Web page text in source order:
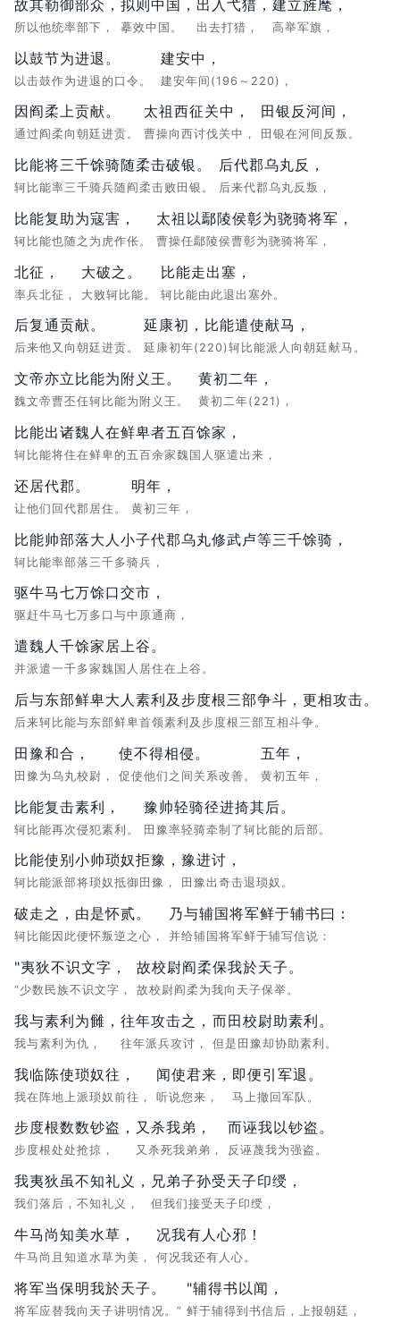
故其勒御部众，
所以他统率部下，
拟则中国，
摹效中国。
出入弋猎，
出去打猎，
建立旌麾，
高举军旗，
以鼓节为进退。
以击鼓作为进退的口令。
建安中，
建安年间(196～220)，
因阎柔上贡献。
通过阎柔向朝廷进贡。
太祖西征关中，
曹操向西讨伐关中，
田银反河间，
田银在河间反叛。
比能将三千馀骑随柔击破银。
轲比能率三千骑兵随阎柔击败田银。
后代郡乌丸反，
后来代郡乌丸反叛，
比能复助为寇害，
轲比能也随之为虎作伥。
太祖以鄢陵侯彰为骁骑将军，
曹操任鄢陵侯曹彰为骁骑将军，
北征，
率兵北征，
大破之。
大败轲比能。
比能走出塞，
轲比能由此退出塞外。
后复通贡献。
后来他又向朝廷进贡。
延康初，比能遣使献马，
延康初年(220)轲比能派人向朝廷献马。
文帝亦立比能为附义王。
魏文帝曹丕任轲比能为附义王。
黄初二年，
黄初二年(221)，
比能出诸魏人在鲜卑者五百馀家，
轲比能将住在鲜卑的五百余家魏国人驱遣出来，
还居代郡。
让他们回代郡居住。
明年，
黄初三年，
比能帅部落大人小子代郡乌丸修武卢等三千馀骑，
轲比能率部落三千多骑兵，
驱牛马七万馀口交市，
驱赶牛马七万多口与中原通商，
遣魏人千馀家居上谷。
并派遣一千多家魏国人居住在上谷。
后与东部鲜卑大人素利及步度根三部争斗，更相攻击。
后来轲比能与东部鲜卑首领素利及步度根三部互相斗争。
田豫和合，
田豫为乌丸校尉，
使不得相侵。
促使他们之间关系改善。
五年，
黄初五年，
比能复击素利，
轲比能再次侵犯素利。
豫帅轻骑径进掎其后。
田豫率轻骑牵制了轲比能的后部。
比能使别小帅琐奴拒豫，
轲比能派部将琐奴抵御田豫，
豫进讨，
田豫出奇击退琐奴。
破走之，由是怀贰。
轲比能因此便怀叛逆之心，
乃与辅国将军鲜于辅书曰：
并给辅国将军鲜于辅写信说：
"夷狄不识文字，
“少数民族不识文字，
故校尉阎柔保我於天子。
故校尉阎柔为我向天子保举。
我与素利为雠，
我与素利为仇，
往年攻击之，
往年派兵攻讨，
而田校尉助素利。
但是田豫却协助素利。
我临陈使琐奴往，
我在阵地上派琐奴前往，
闻使君来，
听说您来，
即便引军退。
马上撤回军队。
步度根数数钞盗，
步度根处处抢掠，
又杀我弟，
又杀死我弟弟，
而诬我以钞盗。
反诬蔑我为强盗。
我夷狄虽不知礼义，
我们落后，不知礼义，
兄弟子孙受天子印绶，
但我们接受天子印绶，
牛马尚知美水草，
牛马尚且知道水草为美，
况我有人心邪！
何况我还有人心。
将军当保明我於天子。
将军应替我向天子讲明情况。”
"辅得书以闻，
鲜于辅得到书信后，上报朝廷，